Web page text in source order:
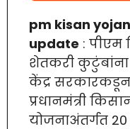
pm kisan
update : पीएम
शेतकरी कुटुंबांना
केंद्र सरकारकडून
प्रधानमंत्री
योजनाअंतर्गत